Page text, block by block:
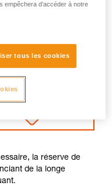
la réserve de
de la longe
empêchera d’accéder à notre
tous les cookies